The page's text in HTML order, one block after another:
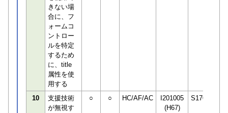
きない場
合に、フ
ォームコ
ントロー
ルを特定
するため
に、title
属性を使
用する
10
支援技術
が無視す
○ ○ HC/AF/AC
I201005
(H67)
S170294